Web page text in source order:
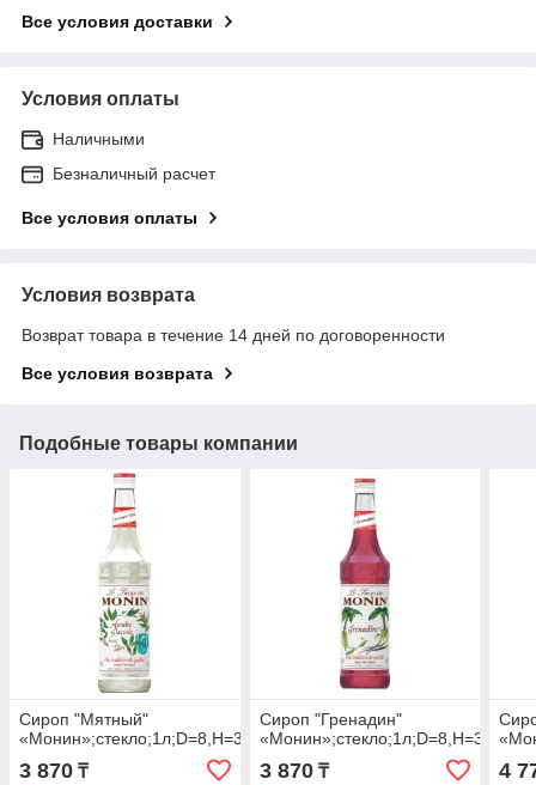
Все условия доставки
Условия оплаты
Наличными
Безналичный расчет
Все условия оплаты
Условия возврата
Возврат товара в течение 14 дней по договоренности
Все условия возврата
Подобные товары компании
Сироп "Мятный"
«Монин»;стекло;1л;D=8,H=33см
3 870 ₸
Сироп "Гренадин"
«Монин»;стекло;1л;D=8,H=33см
3 870₸ 4